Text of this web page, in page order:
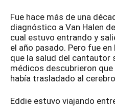
Fue hace más de una
diagnóstico a Van Halen
cual estuvo entrando y
el año pasado. Pero fue
que la salud del cantautor
médicos descubrieron
había trasladado al
Eddie estuvo viajando